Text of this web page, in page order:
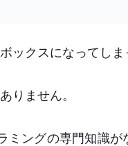
ックスになってしま
りません。
ングの専門知識が